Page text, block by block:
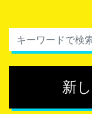
新